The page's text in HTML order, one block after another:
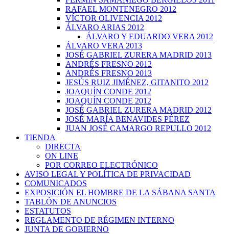
RAFAEL MONTENEGRO 2012
VÍCTOR OLIVENCIA 2012
ÁLVARO ARIAS 2012
ÁLVARO Y EDUARDO VERA 2012
ÁLVARO VERA 2013
JOSÉ GABRIEL ZURERA MADRID 2013
ANDRÉS FRESNO 2012
ANDRÉS FRESNO 2013
JESÚS RUIZ JIMÉNEZ, GITANITO 2012
JOAQUÍN CONDE 2012
JOAQUÍN CONDE 2012
JOSÉ GABRIEL ZURERA MADRID 2012
JOSÉ MARÍA BENAVIDES PÉREZ
JUAN JOSÉ CAMARGO REPULLO 2012
TIENDA
DIRECTA
ON LINE
POR CORREO ELECTRÓNICO
AVISO LEGAL Y POLÍTICA DE PRIVACIDAD
COMUNICADOS
EXPOSICIÓN EL HOMBRE DE LA SÁBANA SANTA
TABLÓN DE ANUNCIOS
ESTATUTOS
REGLAMENTO DE RÉGIMEN INTERNO
JUNTA DE GOBIERNO